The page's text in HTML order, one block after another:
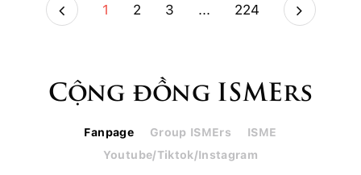
1 2 3 ... 224
Cộng đồng ISMErs
Fanpage Group ISMErs
ISME
Youtube/Tiktok/Instagram